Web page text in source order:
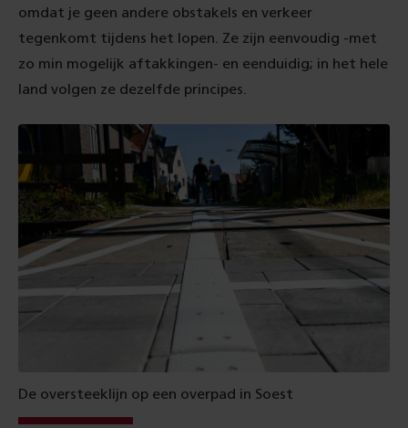
omdat je geen andere obstakels en verkeer
tegenkomt tijdens het lopen. Ze zijn eenvoudig -met
zo min mogelijk aftakkingen- en eenduidig; in het hele
land volgen ze dezelfde principes.
De oversteeklijn op een overpad in Soest